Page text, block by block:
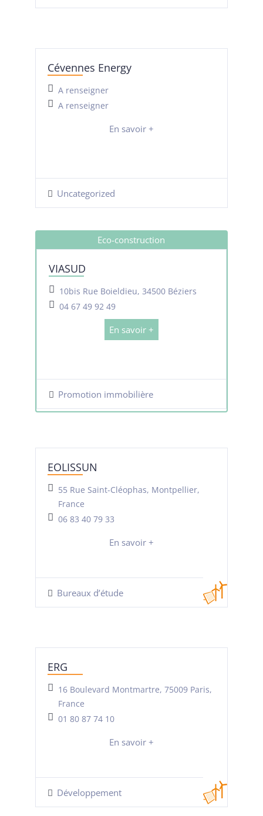
Cévennes Energy
A renseigner
A renseigner
En savoir +
Uncategorized
Eco-construction
VIASUD
10bis Rue Boieldieu, 34500 Béziers
04 67 49 92 49
En savoir +
Promotion immobilière
EOLISSUN
55 Rue Saint-Cléophas, Montpellier,
France
06 83 40 79 33
En savoir +
Bureaux d’étude
ERG
16 Boulevard Montmartre, 75009 Paris,
France
01 80 87 74 10
En savoir +
Développement